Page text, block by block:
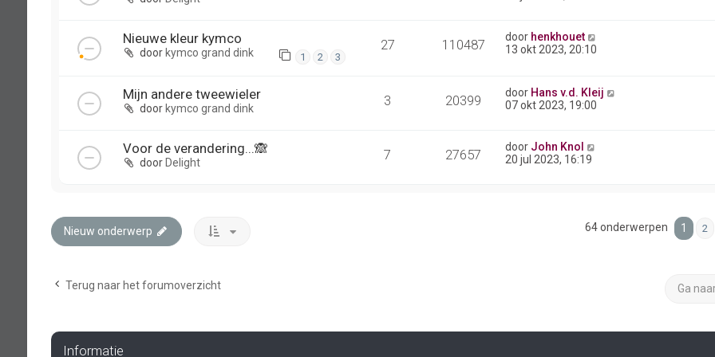
Nieuwe kleur kymco
door kymco grand dink 1 2 3
27 110487 door henkhouet
13 okt 2023, 20:10
Mijn andere tweewieler
door kymco grand dink 3 20399 door Hans v.d. Kleij
07 okt 2023, 19:00
Voor de verandering...🙈
door Delight 7 27657 door John Knol
20 jul 2023, 16:19
Nieuw onderwerp 64 onderwerpen 1 2
Terug naar het forumoverzicht Ga
Informatie